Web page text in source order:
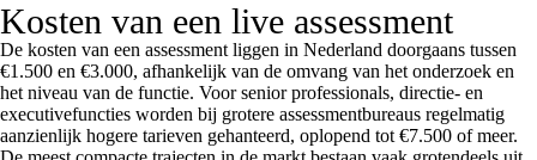
Kosten van een live assessment
De kosten van een assessment liggen in Nederland doorgaans tussen
€1.500 en €3.000, afhankelijk van de omvang van het onderzoek en
het niveau van de functie. Voor senior professionals, directie- en
executivefuncties worden bij grotere assessmentbureaus regelmatig
aanzienlijk hogere tarieven gehanteerd, oplopend tot €7.500 of meer.